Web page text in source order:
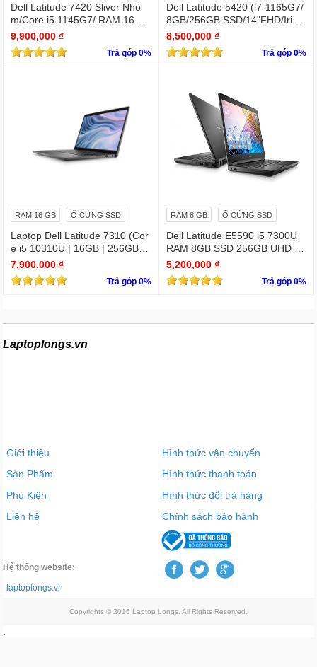
Dell Latitude 7420 Sliver Nhô
m/Core i5 1145G7/ RAM 16Gb/
SSD Nvme 512Gb/LCD 14' FH
D 1920 x 1080/ Like new / WIN
bản quyền
9,900,000 ₫
Trả góp 0%
Dell Latitude 5420 (i7-1165G7/
8GB/256GB SSD/14"FHD/Iris X
e Graphics/Win11Pro)
8,500,000 ₫
Trả góp 0%
RAM 16 GB Ổ CỨNG SSD
Laptop Dell Latitude 7310 (Cor
e i5 10310U | 16GB | 256GB | I
ntel UHD | 13.3 FHD Cảm ứng
7,900,000 ₫
Trả góp 0%
RAM 8 GB Ổ CỨNG SSD
Dell Latitude E5590 i5 7300U
RAM 8GB SSD 256GB UHD Gr
aphics 620 15.6 INCH FHD
5,200,000 ₫
Trả góp 0%
Laptoplongs.vn
Giới thiệu
Sản Phẩm
Phụ Kiện
Liên hệ
Hình thức vận chuyển
Hình thức thanh toán
Hình thức đổi trả hàng
Chính sách bảo hành
Hệ thống website:
laptoplongs.vn
Copyrights © 2016 Laptop Longs. All Rights Reserved.